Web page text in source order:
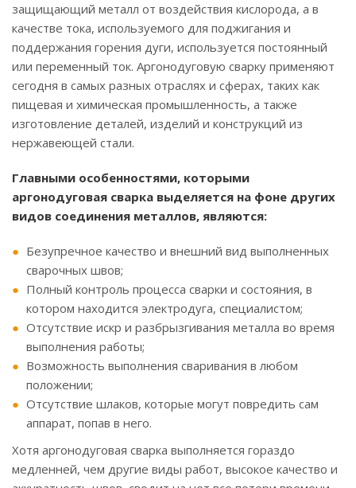
защищающий металл от воздействия кислорода, а в
качестве тока, используемого для поджигания и
поддержания горения дуги, используется постоянный
или переменный ток. Аргонодуговую сварку применяют
сегодня в самых разных отраслях и сферах, таких как
пищевая и химическая промышленность, а также
изготовление деталей, изделий и конструкций из
нержавеющей стали.
Главными особенностями, которыми
аргонодуговая сварка выделяется на фоне других
видов соединения металлов, являются:
Безупречное качество и внешний вид выполненных
сварочных швов;
Полный контроль процесса сварки и состояния, в
котором находится электродуга, специалистом;
Отсутствие искр и разбрызгивания металла во время
выполнения работы;
Возможность выполнения сваривания в любом
положении;
Отсутствие шлаков, которые могут повредить сам
аппарат, попав в него.
Хотя аргонодуговая сварка выполняется гораздо
медленней, чем другие виды работ, высокое качество и